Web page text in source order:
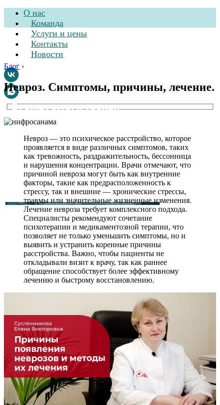
О нас
Команда
Услуги и цены
Контакты
Новости
Стоматологическая
клиника
Блог ›
Невроз. Симптомы, причины, лечение.
Невроз — это психическое расстройство, которое
проявляется в виде различных симптомов, таких
как тревожность, раздражительность, бессонница
и нарушения концентрации. Врачи отмечают, что
причиной невроза могут быть как внутренние
факторы, такие как предрасположенность к
стрессу, так и внешние — хронические стрессы,
травмы или значительные жизненные изменения.
Лечение невроза требует комплексного подхода.
Специалисты рекомендуют сочетание
психотерапии и медикаментозной терапии, что
позволяет не только уменьшить симптомы, но и
выявить и устранить коренные причины
расстройства. Важно, чтобы пациенты не
откладывали визит к врачу, так как раннее
обращение способствует более эффективному
лечению и быстрому восстановлению.